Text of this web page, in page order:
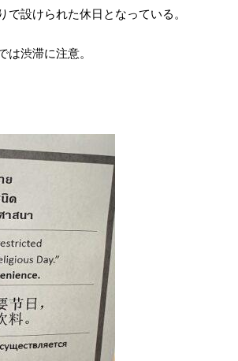
設けられた休日となっている。
渋滞に注意。